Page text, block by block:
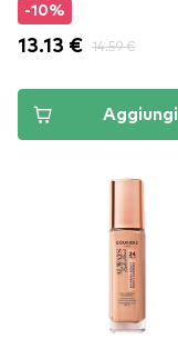
-10%
13.13 € 14.59 €
Aggiungi